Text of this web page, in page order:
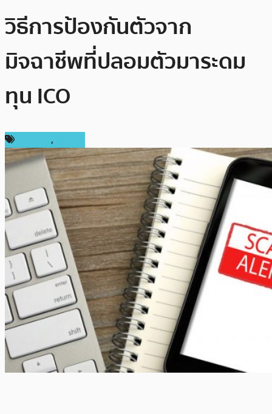
วิธีการป้องกันตัวจาก
มิจฉาชีพที่ปลอมตัวมาระดม
ทุน ICO
,